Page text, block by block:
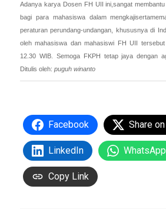
Adanya karya Dosen FH UII ini,sangat
bagi para mahasiswa dalam
peraturan perundang-undangan, khususnya di
oleh mahasiswa dan mahasiswi FH UII
12.30 WIB.
Semoga FKPH tetap jaya dengan
Ditulis oleh: puguh winanto
Facebook Share
LinkedIn WhatsApp
Copy Link